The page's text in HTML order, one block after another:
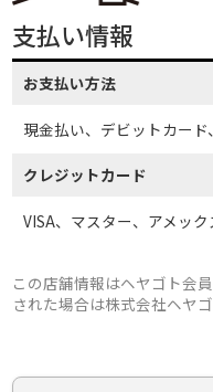
支払い情報
お支払い方法
現金払い、デビットカー
クレジットカード
VISA、マスター、アメッ
この店舗情報はヘヤゴト会
された場合は株式会社ヘヤ